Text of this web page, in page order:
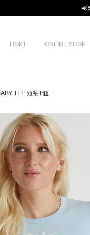
📢
HOME ONLINE SHOP
TEE 短袖T恤